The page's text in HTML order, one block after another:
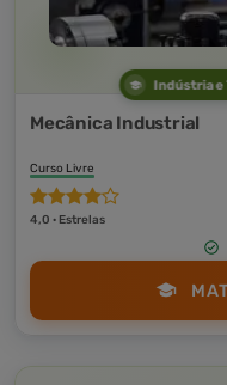
Indústria e
Mecânica Industrial
Curso Livre
4,0 · Estrelas